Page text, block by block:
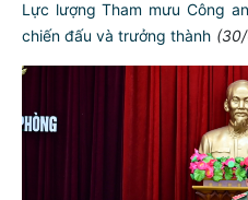
Công an thành phố sơ kết
pháp hình sự toàn thành phố